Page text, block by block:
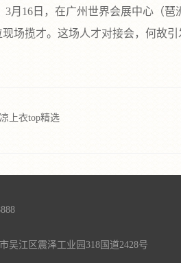
16日，在广州世界会展中心（琶
现场揽才。这场人才对接会，何故
上衣top精选
吴江区震泽工业园318国道2428号